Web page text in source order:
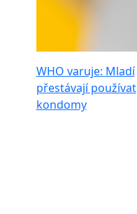
WHO varuje: Mladí
přestávají používat
kondomy